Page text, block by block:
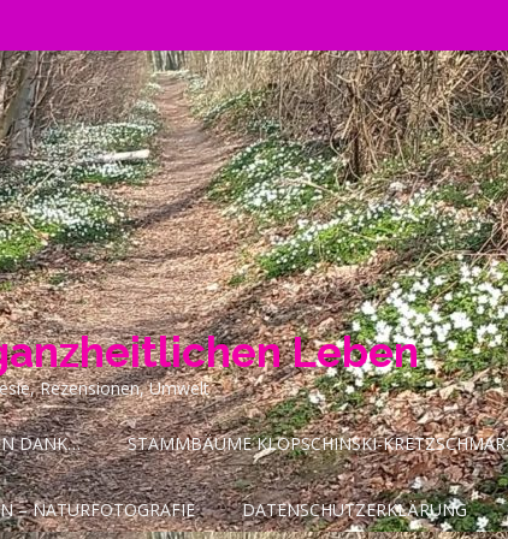
Leben
Rezensionen, Umwelt
DANK… STAMMBÄUME KLOPSCHINSKI-
– NATURFOTOGRAFIE DATENSCHUTZERKLÄRUNG